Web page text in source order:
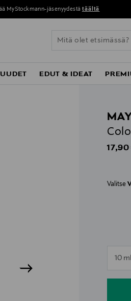
MyStockmann-jäsenyydestä täältä
EDUT & IDEAT
17,90
Valitse
10 ml